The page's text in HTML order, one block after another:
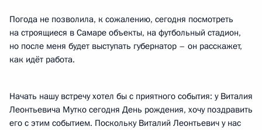
Погода не позволила, к сожалению, сегодня посмотреть
на строящиеся в Самаре объекты, на футбольный стадион,
но после меня будет выступать губернатор – он расскажет,
как идёт работа.
Начать нашу встречу хотел бы с приятного события: у Виталия
Леонтьевича Мутко сегодня День рождения, хочу поздравить
его с этим событием. Поскольку Виталий Леонтьевич у нас